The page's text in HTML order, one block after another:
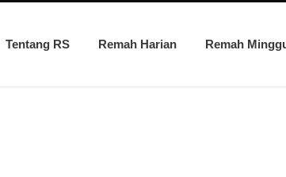
Tentang RS Remah Harian Remah